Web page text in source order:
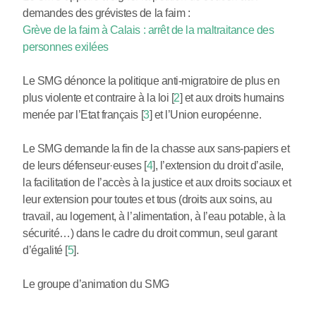
demandes des grévistes de la faim :
Grève de la faim à Calais : arrêt de la maltraitance des
personnes exilées
Le SMG dénonce la politique anti-migratoire de plus en
plus violente et contraire à la loi [2] et aux droits humains
menée par l’Etat français [3] et l’Union européenne.
Le SMG demande la fin de la chasse aux sans-papiers et
de leurs défenseur·euses[4], l’extension du droit d’asile,
la facilitation de l’accès à la justice et aux droits sociaux et
leur extension pour toutes et tous (droits aux soins, au
travail, au logement, à l’alimentation, à l’eau potable, à la
sécurité…) dans le cadre du droit commun, seul garant
d’égalité[5].
Le groupe d’animation du SMG